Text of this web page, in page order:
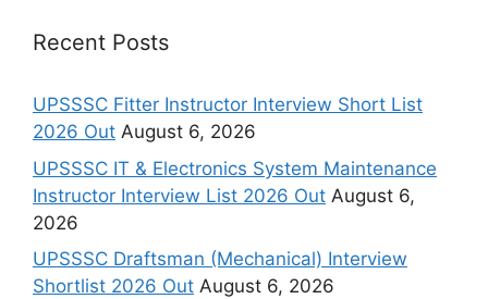
Recent Posts
UPSSSC Fitter Instructor Interview Short List
2026 Out August 6, 2026
UPSSSC IT & Electronics System Maintenance
Instructor Interview List 2026 Out August 6,
2026
UPSSSC Draftsman (Mechanical) Interview
Shortlist 2026 Out August 6, 2026